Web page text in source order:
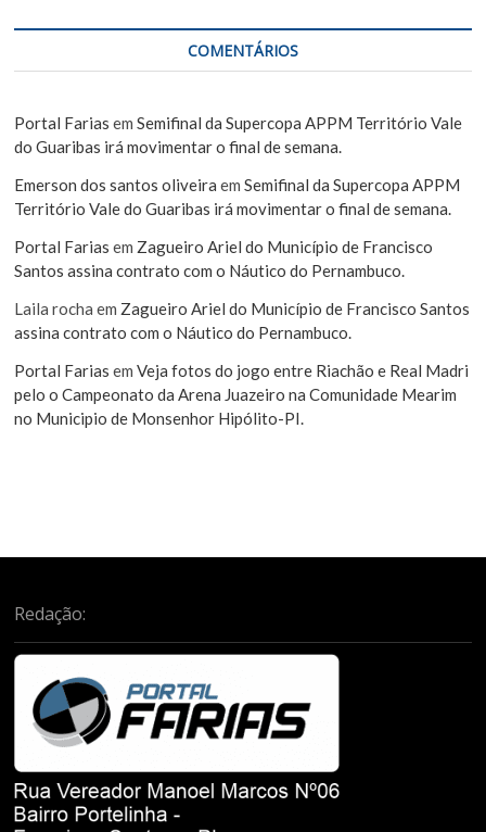
COMENTÁRIOS
Portal Farias emSemifinal da Supercopa APPM Território Vale
do Guaribas irá movimentar o final de semana.
Emerson dos santos oliveira emSemifinal da Supercopa APPM
Território Vale do Guaribas irá movimentar o final de semana.
Portal Farias em Zagueiro Ariel do Município de Francisco
Santos assina contrato com o Náutico do Pernambuco.
Laila rocha em Zagueiro Ariel do Município de Francisco Santos
assina contrato com o Náutico do Pernambuco.
Portal Farias emVeja fotos do jogo entre Riachão e Real Madri
pelo o Campeonato da Arena Juazeiro na Comunidade Mearim
no Municipio de Monsenhor Hipólito-PI.
Redação: